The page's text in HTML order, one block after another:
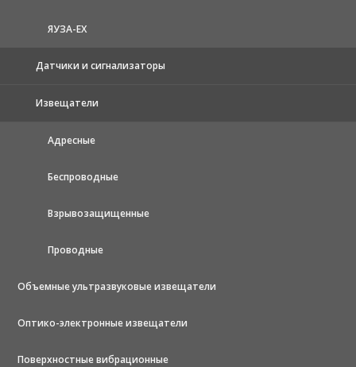
ЯУЗА-ЕХ
Датчики и сигнализаторы
Извещатели
Адресные
Беспроводные
Взрывозащищенные
Проводные
Объемные ультразвуковые извещатели
Оптико-электронные извещатели
Поверхностные вибрационные